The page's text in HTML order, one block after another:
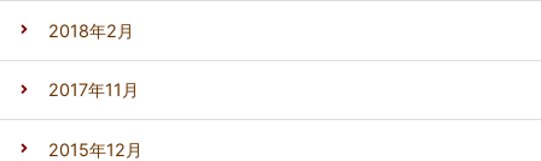
2018年2月
2017年11月
2015年12月